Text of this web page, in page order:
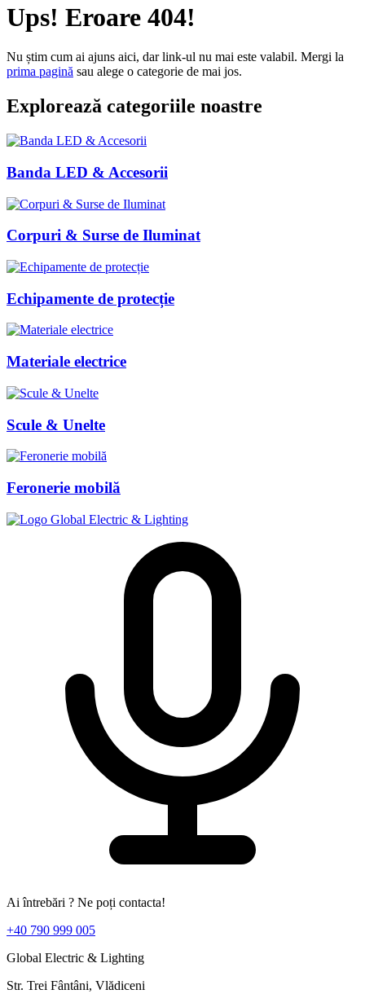
Ups! Eroare 404!
Nu știm cum ai ajuns aici, dar link-ul nu mai este valabil. Mergi la
prima pagină sau alege o categorie de mai jos.
Explorează categoriile noastre
Banda LED & Accesorii
Corpuri & Surse de Iluminat
Echipamente de protecție
Materiale electrice
Scule & Unelte
Feronerie mobilă
Ai întrebări ? Ne poți contacta!
+40 790 999 005
Global Electric & Lighting
Str. Trei Fântâni, Vlădiceni